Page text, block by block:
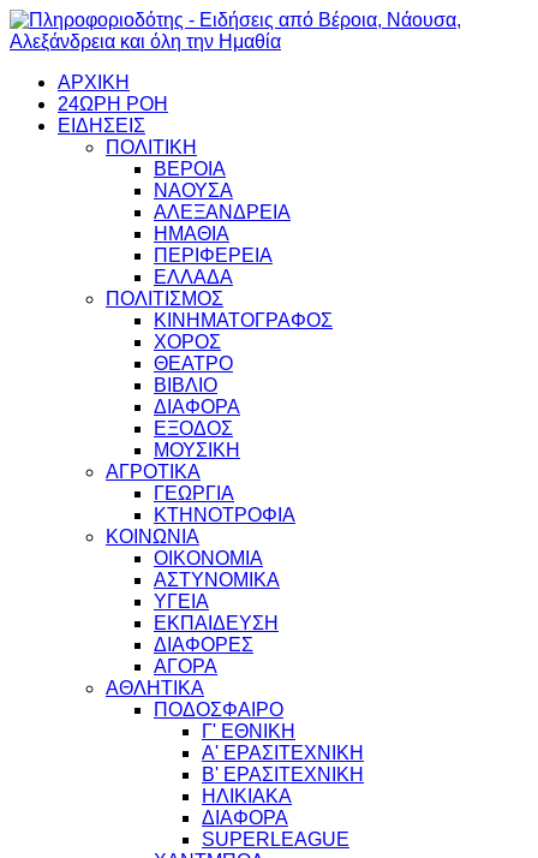
ΑΡΧΙΚΗ
24ΩΡΗ ΡΟΗ
ΕΙΔΗΣΕΙΣ
ΠΟΛΙΤΙΚΗ
ΒΕΡΟΙΑ
ΝΑΟΥΣΑ
ΑΛΕΞΑΝΔΡΕΙΑ
ΗΜΑΘΙΑ
ΠΕΡΙΦΕΡΕΙΑ
ΕΛΛΑΔΑ
ΠΟΛΙΤΙΣΜΟΣ
ΚΙΝΗΜΑΤΟΓΡΑΦΟΣ
ΧΟΡΟΣ
ΘΕΑΤΡΟ
ΒΙΒΛΙΟ
ΔΙΑΦΟΡΑ
ΕΞΟΔΟΣ
ΜΟΥΣΙΚΗ
ΑΓΡΟΤΙΚΑ
ΓΕΩΡΓΙΑ
ΚΤΗΝΟΤΡΟΦΙΑ
ΚΟΙΝΩΝΙΑ
ΟΙΚΟΝΟΜΙΑ
ΑΣΤΥΝΟΜΙΚΑ
ΥΓΕΙΑ
ΕΚΠΑΙΔΕΥΣΗ
ΔΙΑΦΟΡΕΣ
ΑΓΟΡΑ
ΑΘΛΗΤΙΚΑ
ΠΟΔΟΣΦΑΙΡΟ
Γ' ΕΘΝΙΚΗ
Α' ΕΡΑΣΙΤΕΧΝΙΚΗ
Β' ΕΡΑΣΙΤΕΧΝΙΚΗ
ΗΛΙΚΙΑΚΑ
ΔΙΑΦΟΡΑ
SUPERLEAGUE